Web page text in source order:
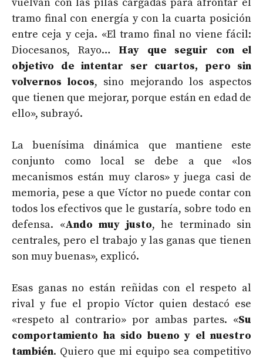
tramo final con energía y con la cuarta posición
entre ceja y ceja. «El tramo final no viene fácil:
Diocesanos, Rayo… Hay que seguir con el
objetivo de intentar ser cuartos, pero sin
volvernos locos, sino mejorando los aspectos
que tienen que mejorar, porque están en edad de
ello», subrayó.
La buenísima dinámica que mantiene este
conjunto como local se debe a que «los
mecanismos están muy claros» y juega casi de
memoria, pese a que Víctor no puede contar con
todos los efectivos que le gustaría, sobre todo en
defensa. «Ando muy justo, he terminado sin
centrales, pero el trabajo y las ganas que tienen
son muy buenas», explicó.
Esas ganas no están reñidas con el respeto al
rival y fue el propio Víctor quien destacó ese
«respeto al contrario» por ambas partes. «Su
comportamiento ha sido bueno y el nuestro
también. Quiero que mi equipo sea competitivo